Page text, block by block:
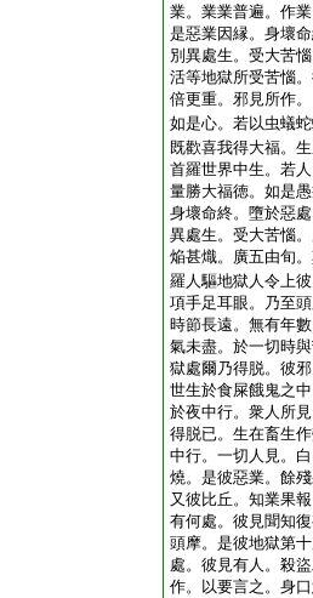
業。業業普遍。作
是惡業因縁。身壞
別異處生。受大苦
活等地獄所受苦惱
倍更重。邪見所作
如是心。若以虫蟻
既歡喜我得大福。
首羅世界中生。若
量勝大福徳。如是
身壞命終。墮於惡
異處生。受大苦惱
焔甚熾。廣五由旬
羅人驅地獄人令上
項手足耳眼。乃至
時節長遠。無有年
氣未盡。於一切時
獄處爾乃得脱。彼
世生於食屎餓鬼之
於夜中行。衆人所
得脱已。生在畜生
中行。一切人見。
燒。是彼惡業。餘
又彼比丘。知業果
有何處。彼見聞知
頭摩。是彼地獄第
處。彼見有人。殺
作。以要言之。身